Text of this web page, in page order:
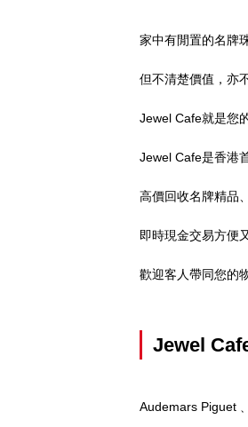
家中有閒置的名牌
但不清楚價值，亦
Jewel Cafe就是您
Jewel Cafe是香港
高價回收名牌精品
即時現金交易方便
歡迎客人帶同您的
Jewel
Audemars